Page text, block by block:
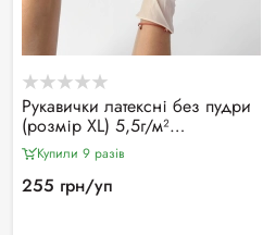
Рукавички латексні без пудри
(розмір ХL) 5,5г/м²
MERCATOR Dermagel Coated,
100шт
Купили 9 разiв
255 грн/уп